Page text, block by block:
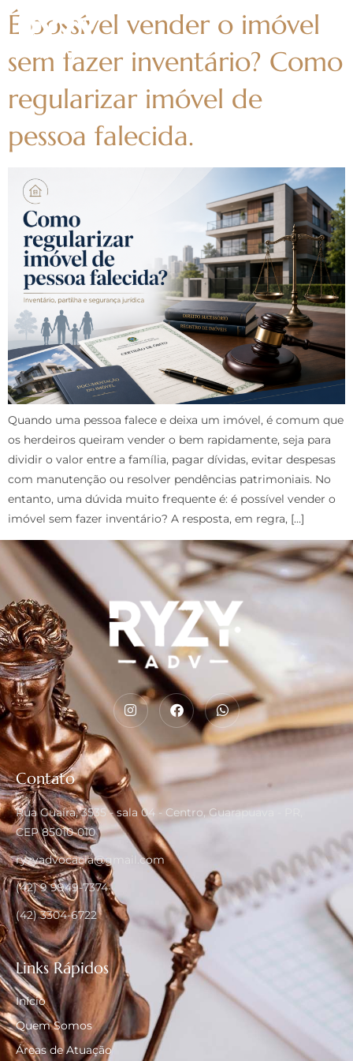
É possível vender o imóvel
sem fazer inventário? Como
regularizar imóvel de
pessoa falecida.
Quando uma pessoa falece e deixa um imóvel, é comum que
os herdeiros queiram vender o bem rapidamente, seja para
dividir o valor entre a família, pagar dívidas, evitar despesas
com manutenção ou resolver pendências patrimoniais. No
entanto, uma dúvida muito frequente é: é possível vender o
imóvel sem fazer inventário? A resposta, em regra, […]
Contato
Rua Guaíra, 3535 - sala 04 - Centro, Guarapuava - PR,
CEP 85010-010
ryzyadvocacia@gmail.com
(42) 9 9949-7374
(42) 3304-6722
Links Rápidos
Início
Quem Somos
Áreas de Atuação